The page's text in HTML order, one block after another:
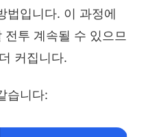
법입니다. 이 과정에
투 계속될 수 있으므
커집니다.
습니다: